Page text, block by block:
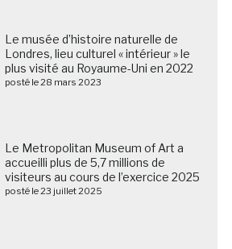
Le musée d’histoire naturelle de
Londres, lieu culturel « intérieur » le
plus visité au Royaume-Uni en 2022
posté le 28 mars 2023
Le Metropolitan Museum of Art a
accueilli plus de 5,7 millions de
visiteurs au cours de l’exercice 2025
posté le 23 juillet 2025